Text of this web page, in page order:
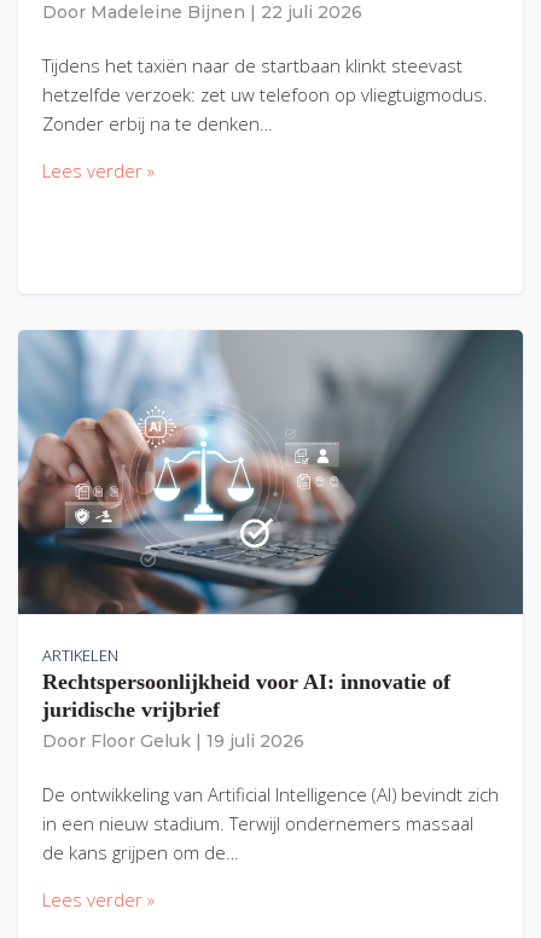
Door Madeleine Bijnen 22 juli 2026
Tijdens het taxiën naar de startbaan klinkt steevast
hetzelfde verzoek: zet uw telefoon op vliegtuigmodus.
Zonder erbij na te denken…
Lees verder »
ARTIKELEN
Rechtspersoonlijkheid voor AI: innovatie of
juridische vrijbrief
Door Floor Geluk 19 juli 2026
De ontwikkeling van Artificial Intelligence (AI) bevindt zich
in een nieuw stadium. Terwijl ondernemers massaal
de kans grijpen om de…
Lees verder »